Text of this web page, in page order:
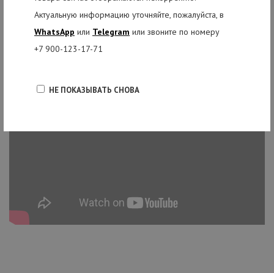
Актуальную информацию уточняйте, пожалуйста, в
WhatsApp или Telegram или звоните по номеру
+7 900-123-17-71
НЕ ПОКАЗЫВАТЬ СНОВА